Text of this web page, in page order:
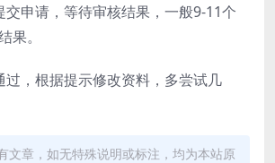
交申请，等待审核结果，一般9-11个
果。
过，根据提示修改资料，多尝试几
文章，如无特殊说明或标注，均为本站原